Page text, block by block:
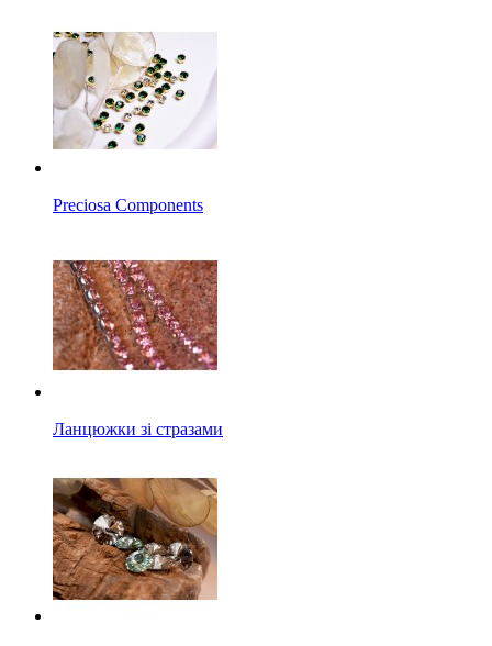
Preciosa Components
Ланцюжки зі стразами